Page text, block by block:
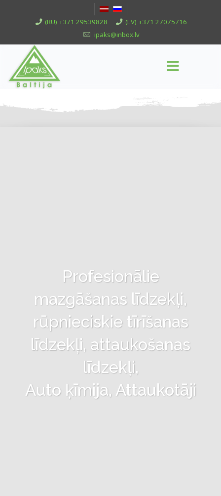
(RU) +371 29539828
(LV) +371 27075716
ipaks@inbox.lv
Profesionālie
mazgāšanas līdzekļi,
rūpnieciskie tīrīšanas
līdzekļi, attaukošanas
līdzekļi,
Auto ķīmija, Attaukotāji